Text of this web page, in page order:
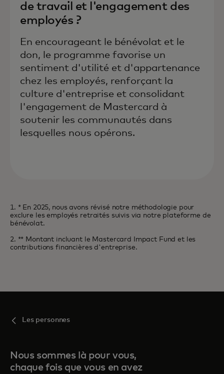
de travail et l'engagement des
employés ?
En encourageant le bénévolat et le
don, le programme favorise un
sentiment d'utilité et d'appartenance
chez les employés, renforçant la
culture d'entreprise et consolidant
l'engagement de Mastercard à
soutenir les communautés dans
lesquelles nous opérons.
1. * En 2025, nous avons révisé notre méthodologie pour
exclure les employés retraités suivis via notre plateforme de
bénévolat.
2. ** Montant incluant le Mastercard Impact Fund et les
contributions financières d'entreprise.
Les personnes
Nous sommes là pour vous,
chaque fois que vous en avez